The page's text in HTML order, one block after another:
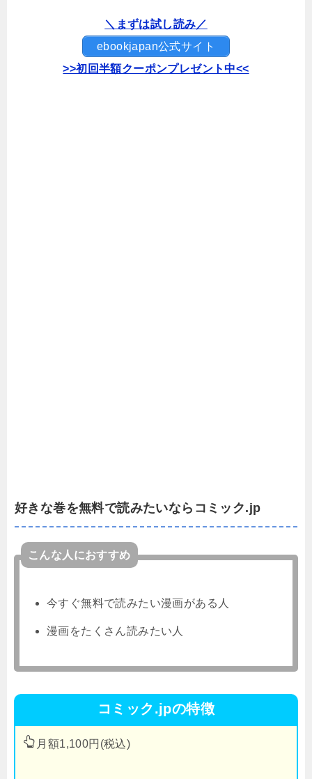
＼まずは試し読み／
ebookjapan公式サイト
>>初回半額クーポンプレゼント中<<
好きな巻を無料で読みたいならコミック.jp
こんな人におすすめ
今すぐ無料で読みたい漫画がある人
漫画をたくさん読みたい人
コミック.jpの特徴
月額1,100円(税込)